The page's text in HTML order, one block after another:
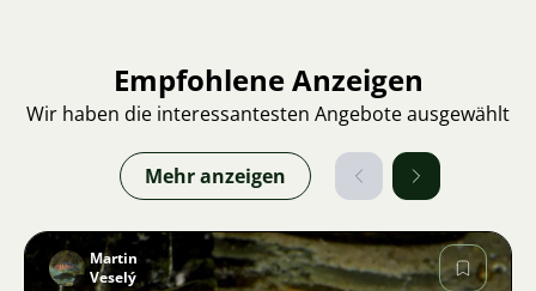
Empfohlene Anzeigen
Wir haben die interessantesten Angebote ausgewählt
Mehr anzeigen
Martin
Veselý